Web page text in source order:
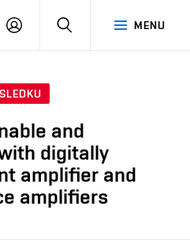
MENU
PŘIHLÁSIT
and
digitally
amplifier and
amplifiers